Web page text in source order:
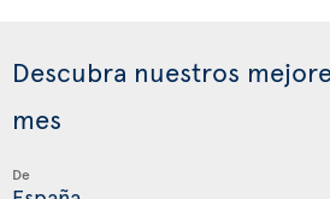
Descubra nuestros
mes
De